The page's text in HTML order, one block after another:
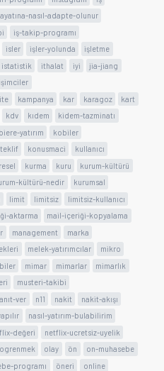
nasıl-adapte-olunur
iş-takip-programı
isler işler-yolunda
işletme
istatistik ithalat iyi
jia-jiang
kampanya kar karagoz
kart
kdv kıdem
kidem-tazminatı
yatırım
kobiler
konusmaci
kullanıcı
kurma kuru
kurum-kültürü
kültürü-nedir
kurumsal
limit limitsiz
limitsiz-kullanıcı
aktarma
mail-içeriği-kopyalama
management
marka
melek-yatırımcılar
mikro
mimar mimarlar
mimarlık
musteri-takibi
ver n11 nakit
nakit-akışı
nasıl-yatırım-bulabilirim
değeri
netflix-ucretsiz-uyelik
ogrenmek olay ön
on-muhasebe
programı öneri
online